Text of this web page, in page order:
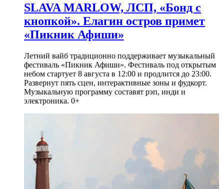
SLAVA MARLOW, ЛСП, «Бонд с
кнопкой». Елагин остров примет
«Пикник Афиши»
Летний вайб традиционно поддерживает музыкальный
фестиваль «Пикник Афиши». Фестиваль под открытым
небом стартует 8 августа в 12:00 и продлится до 23:00.
Развернут пять сцен, интерактивные зоны и фудкорт.
Музыкальную программу составят рэп, инди и
электроника. 0+